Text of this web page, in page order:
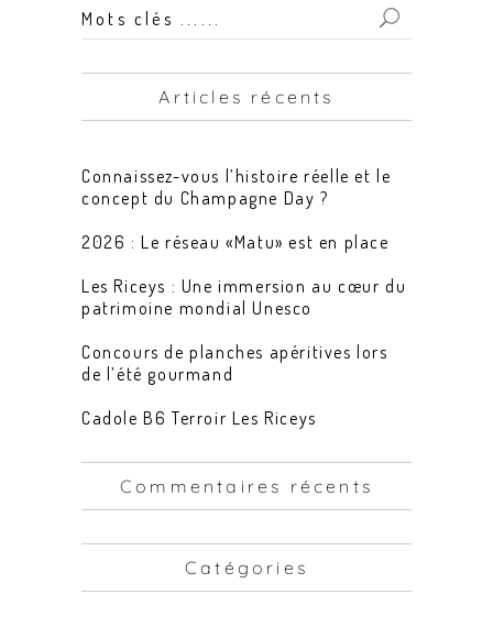
Mots
clés
...
Articles récents
Connaissez-vous l’histoire réelle et le
concept du Champagne Day ?
2026 : Le réseau «Matu» est en place
Les Riceys : Une immersion au cœur du
patrimoine mondial Unesco
Concours de planches apéritives lors
de l’été gourmand
Cadole B6 Terroir Les Riceys
Commentaires récents
Catégories